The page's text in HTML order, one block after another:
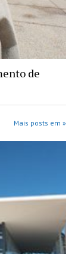
de
Mais posts em »